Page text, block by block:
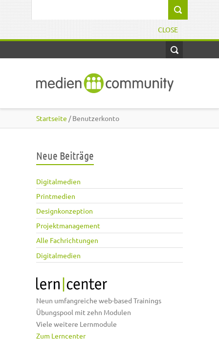
CLOSE
Startseite / Benutzerkonto
Neue Beiträge
Digitalmedien
Printmedien
Designkonzeption
Projektmanagement
Alle Fachrichtungen
Digitalmedien
Neun umfangreiche web-based Trainings
Übungspool mit zehn Modulen
Viele weitere Lernmodule
Zum Lerncenter